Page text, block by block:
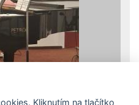
Kliknutím na tlačítko